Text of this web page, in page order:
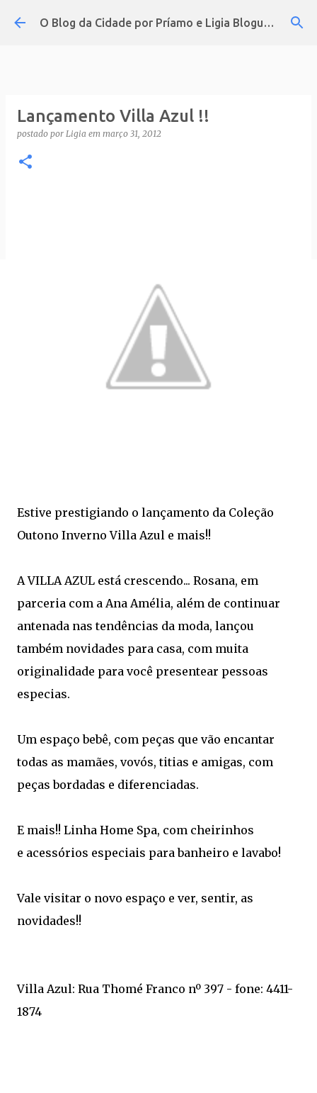
Pular para o conteúdo principal O Blog da Cidade por Príamo e Ligia Blogueira
Lançamento Villa Azul !!
postado por Ligia em março 31, 2012
Estive prestigiando o lançamento da Coleção
Outono Inverno Villa Azul e mais!!
A VILLA AZUL está crescendo... Rosana, em
parceria com a Ana Amélia, além de continuar
antenada nas tendências da moda, lançou
também novidades para casa, com muita
originalidade para você presentear pessoas
especias.
Um espaço bebê, com peças que vão encantar
todas as mamães, vovós, titias e amigas, com
peças bordadas e diferenciadas.
E mais!! Linha Home Spa, com cheirinhos
e acessórios especiais para banheiro e lavabo!
Vale visitar o novo espaço e ver, sentir, as
novidades!!
Villa Azul: Rua Thomé Franco nº 397 - fone: 4411-
1874